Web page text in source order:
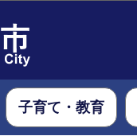
子育て・教育